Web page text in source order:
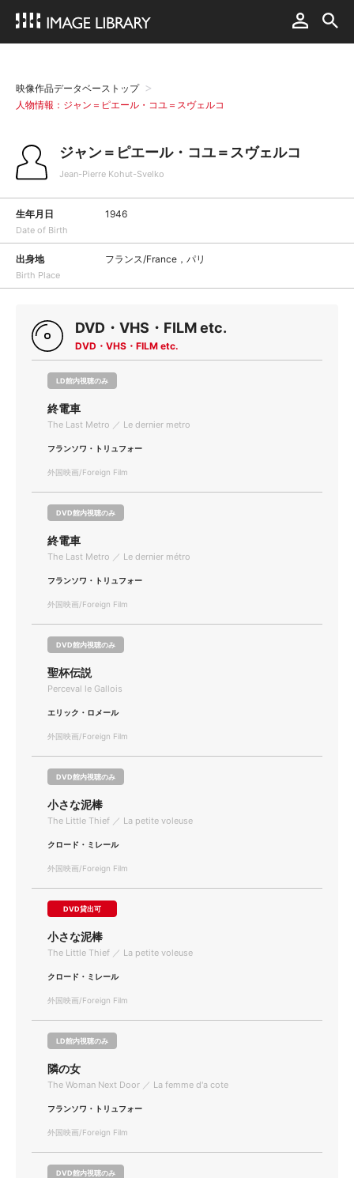
映像作品データベーストップ
人物情報：ジャン＝ピエール・コユ＝スヴェルコ
ジャン＝ピエール・コユ＝スヴェルコ
Jean-Pierre Kohut-Svelko
生年月日
Date of Birth
1946
出身地
Birth Place
フランス/France，パリ
DVD・VHS・FILM etc.
DVD・VHS・FILM etc.
LD館内視聴のみ
終電車
The Last Metro ／ Le dernier metro
フランソワ・トリュフォー
外国映画/Foreign Film
DVD館内視聴のみ
終電車
The Last Metro ／ Le dernier métro
フランソワ・トリュフォー
外国映画/Foreign Film
DVD館内視聴のみ
聖杯伝説
Perceval le Gallois
エリック・ロメール
外国映画/Foreign Film
DVD館内視聴のみ
小さな泥棒
The Little Thief ／ La petite voleuse
クロード・ミレール
外国映画/Foreign Film
DVD貸出可
小さな泥棒
The Little Thief ／ La petite voleuse
クロード・ミレール
外国映画/Foreign Film
LD館内視聴のみ
隣の女
The Woman Next Door ／ La femme d'a cote
フランソワ・トリュフォー
外国映画/Foreign Film
DVD館内視聴のみ